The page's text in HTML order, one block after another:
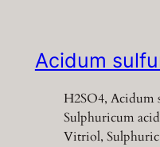
Acidum
H2SO4, Acidum
Sulphuricum
Vitriol,